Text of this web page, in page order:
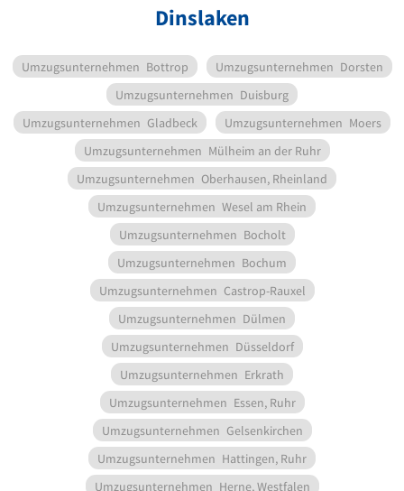
Dinslaken
Umzugsunternehmen Bottrop Umzugsunternehmen Dorsten
Umzugsunternehmen Duisburg
Umzugsunternehmen Gladbeck Umzugsunternehmen Moers
Umzugsunternehmen Mülheim an der Ruhr
Umzugsunternehmen Oberhausen, Rheinland
Umzugsunternehmen Wesel am Rhein
Umzugsunternehmen Bocholt
Umzugsunternehmen Bochum
Umzugsunternehmen Castrop-Rauxel
Umzugsunternehmen Dülmen
Umzugsunternehmen Düsseldorf
Umzugsunternehmen Erkrath
Umzugsunternehmen Essen, Ruhr
Umzugsunternehmen Gelsenkirchen
Umzugsunternehmen Hattingen, Ruhr
Umzugsunternehmen Herne, Westfalen